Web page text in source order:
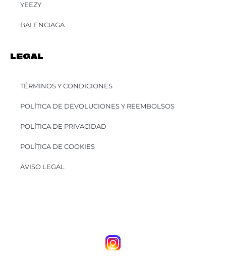
YEEZY
BALENCIAGA
LEGAL
TÉRMINOS Y CONDICIONES
POLÍTICA DE DEVOLUCIONES Y REEMBOLSOS
POLÍTICA DE PRIVACIDAD
POLÍTICA DE COOKIES
AVISO LEGAL